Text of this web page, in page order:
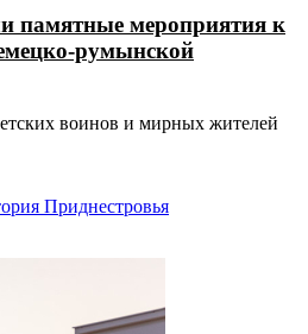
памятные мероприятия к
румынской
воинов и мирных жителей
Приднестровья